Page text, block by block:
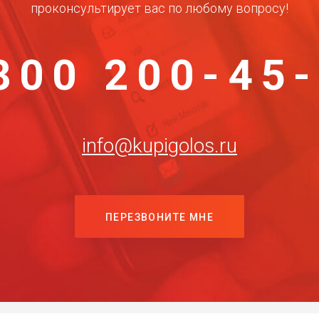
проконсультирует вас по любому вопросу!
200-
info@kupigolos.ru
ПЕРЕЗВОНИТЕ МНЕ